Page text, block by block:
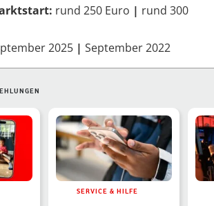
rund 250 Euro | rund 300
2025 | September 2022
SERVICE & HILFE